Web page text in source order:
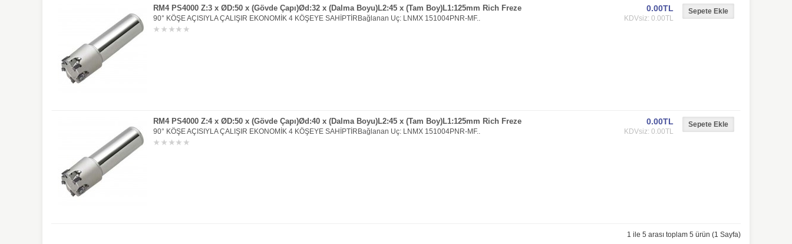
0.00TL
KDVsiz: 0.00TL
RM4 PS4000 Z:3 x ØD:50 x (Gövde Çapı)Ød:32 x (Dalma Boyu)L2:45 x (Tam Boy)L1:125mm Rich Freze
90° KÖŞE AÇISIYLA ÇALIŞIR EKONOMİK 4 KÖŞEYE SAHİPTİRBağlanan Uç: LNMX 151004PNR-MF..
0.00TL
KDVsiz: 0.00TL
RM4 PS4000 Z:4 x ØD:50 x (Gövde Çapı)Ød:40 x (Dalma Boyu)L2:45 x (Tam Boy)L1:125mm Rich Freze
90° KÖŞE AÇISIYLA ÇALIŞIR EKONOMİK 4 KÖŞEYE SAHİPTİRBağlanan Uç: LNMX 151004PNR-MF..
1 ile 5 arası toplam 5 ürün (1 Sayfa)